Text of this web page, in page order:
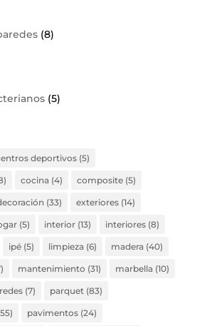
(8)
(5)
deportivos(5)
cocina (4) composite(5)
(33) exteriores(14)
(5) interior(13) interiores(8)
ipé(5) limpieza (6) madera (40)
mantenimiento (31) marbella (10)
(7) parquet(83)
pavimentos(24)